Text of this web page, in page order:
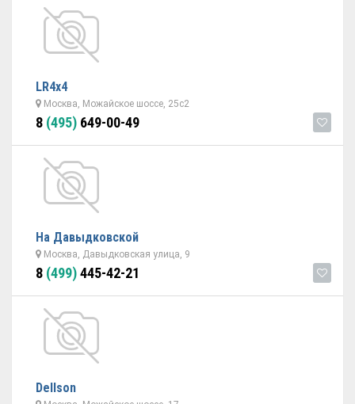
LR4x4
Москва, Можайское шоссе, 25с2
8 (495) 649-00-49
На Давыдковской
Москва, Давыдковская улица, 9
8 (499)445-42-21
Dellson